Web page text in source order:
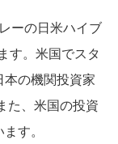
ーの日米ハイブ
す。米国でスタ
の機関投資家
た、米国の投資
す。